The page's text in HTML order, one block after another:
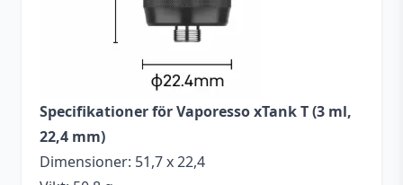
Specifikationer för Vaporesso xTank T (3 ml,
22,4 mm)
Dimensioner: 51,7 x 22,4